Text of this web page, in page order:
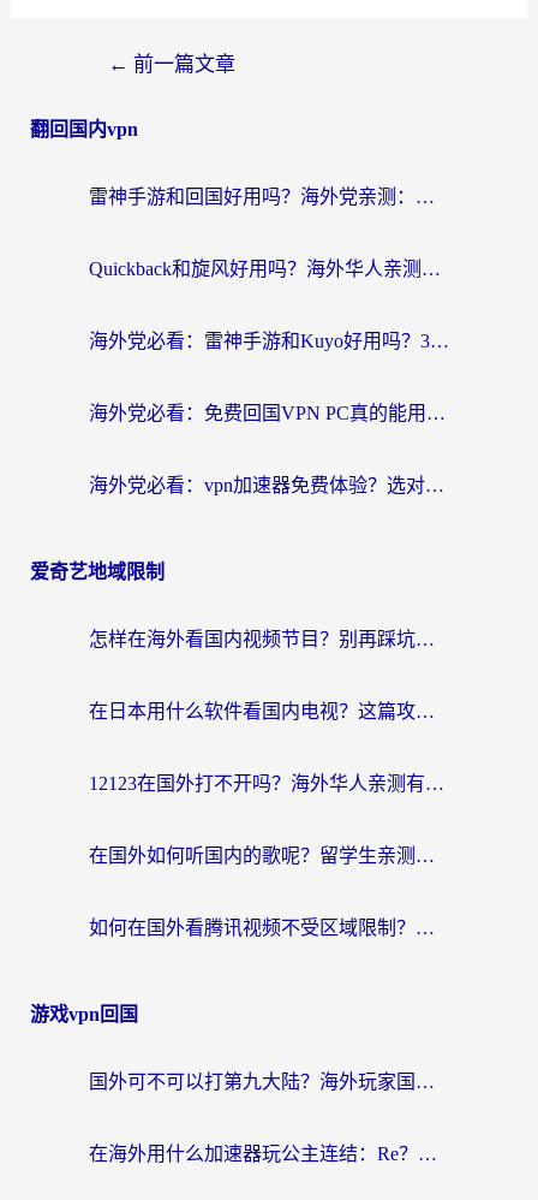
← 前一篇文章
翻回国内vpn
雷神手游和回国好用吗？海外党亲测：选对加速器才能无缝刷剧打游戏
Quickback和旋风好用吗？海外华人亲测：选对回国加速器才能无缝看央视5
海外党必看：雷神手游和Kuyo好用吗？3款回国加速器实测+避坑指南
海外党必看：免费回国VPN PC真的能用？附国内高速VPN选择全攻略
海外党必看：vpn加速器免费体验？选对回国加速器才能无缝刷国内剧玩国服
爱奇艺地域限制
怎样在海外看国内视频节目？别再踩坑！留学生和海外华人的专属解决方案
在日本用什么软件看国内电视？这篇攻略帮你告别地域限制
12123在国外打不开吗？海外华人亲测有效的回国加速方案
在国外如何听国内的歌呢？留学生亲测有效的回国加速方案
如何在国外看腾讯视频不受区域限制？留学生亲测有效的回国加速指南
游戏vpn回国
国外可不可以打第九大陆？海外玩家国服畅玩终极指南（附3大热门游戏解决妙招）
在海外用什么加速器玩公主连结：Re？老玩家亲测的稳定方案来了